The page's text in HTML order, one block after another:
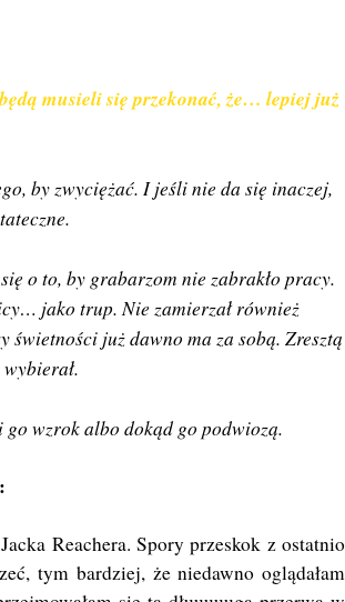
musieli się przekonać, że… lepiej już
by zwyciężać. I jeśli nie da się inaczej,
o to, by grabarzom nie zabrakło pracy.
jako trup. Nie zamierzał również
świetności już dawno ma za sobą. Zresztą
go wzrok albo dokąd go podwiozą.
Reachera. Spory przeskok z ostatnio
tym bardziej, że niedawno oglądałam